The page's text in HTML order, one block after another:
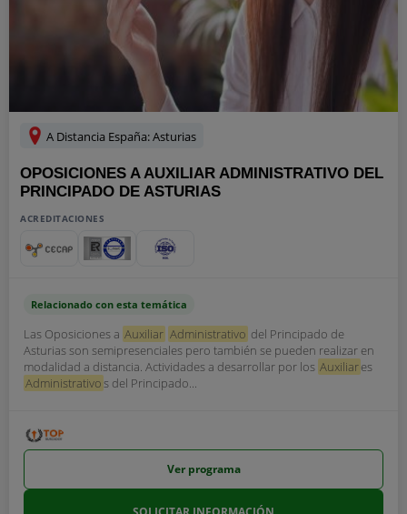
A Distancia España: Asturias
OPOSICIONES A AUXILIAR ADMINISTRATIVO DEL
PRINCIPADO DE ASTURIAS
ACREDITACIONES
Relacionado con esta temática
Las Oposiciones a Auxiliar Administrativo del Principado de
Asturias son semipresenciales pero también se pueden realizar en
modalidad a distancia. Actividades a desarrollar por los Auxiliares
Administrativos del Principado...
Ver programa